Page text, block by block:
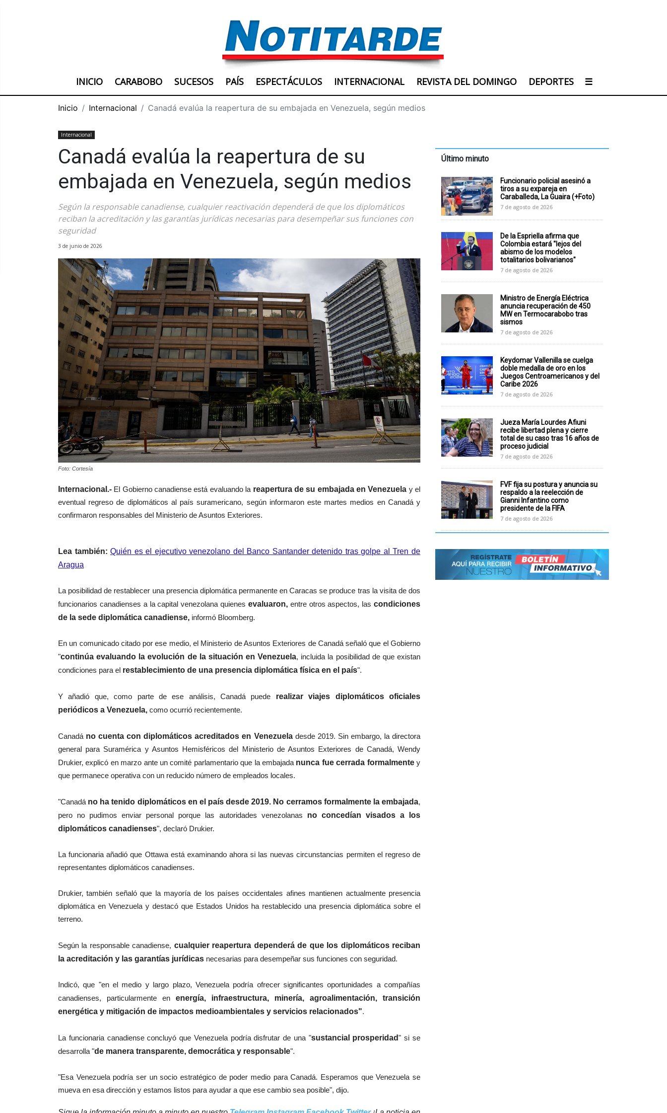
INICIO CARABOBO SUCESOS PAÍS ESPECTÁCULOS INTERNACIONAL REVISTA DEL DOMINGO DEPORTES ☰
Inicio Internacional Canadá evalúa la reapertura de su embajada en Venezuela, según medios
Internacional
Canadá evalúa la reapertura de su
embajada en Venezuela, según medios
Según la responsable canadiense, cualquier reactivación dependerá de que los diplomáticos
reciban la acreditación y las garantías jurídicas necesarias para desempeñar sus funciones con
seguridad
3 de junio de 2026
Foto: Cortesía
Internacional.- El Gobierno canadiense está evaluando la reapertura de su embajada en Venezuela y el
eventual regreso de diplomáticos al país suramericano, según informaron este martes medios en Canadá y
confirmaron responsables del Ministerio de Asuntos Exteriores.
Lea también:Quién es el ejecutivo venezolano del Banco Santander detenido tras golpe al Tren de
Aragua
La posibilidad de restablecer una presencia diplomática permanente en Caracas se produce tras la visita de dos
funcionarios canadienses a la capital venezolana quienes evaluaron,entre otros aspectos, las condiciones
de la sede diplomática canadiense, informó Bloomberg.
En un comunicado citado por ese medio, el Ministerio de Asuntos Exteriores de Canadá señaló que el Gobierno
"continúa evaluando la evolución de la situación en Venezuela, incluida la posibilidad de que existan
condiciones para el restablecimiento de una presencia diplomática física en el país".
Y añadió que, como parte de ese análisis, Canadá puede realizar viajes diplomáticos oficiales
periódicos a Venezuela, como ocurrió recientemente.
Canadá no cuenta con diplomáticos acreditados en Venezuela desde 2019. Sin embargo, la directora
general para Suramérica y Asuntos Hemisféricos del Ministerio de Asuntos Exteriores de Canadá, Wendy
Drukier, explicó en marzo ante un comité parlamentario que la embajada nunca fue cerrada formalmentey
que permanece operativa con un reducido número de empleados locales.
"Canadá no ha tenido diplomáticos en el país desde 2019. No cerramos formalmente la embajada,
pero no pudimos enviar personal porque las autoridades venezolanas no concedían visados a los
diplomáticos canadienses", declaró Drukier.
La funcionaria añadió que Ottawa está examinando ahora si las nuevas circunstancias permiten el regreso de
representantes diplomáticos canadienses.
Drukier, también señaló que la mayoría de los países occidentales afines mantienen actualmente presencia
diplomática en Venezuela y destacó que Estados Unidos ha restablecido una presencia diplomática sobre el
terreno.
Según la responsable canadiense, cualquier reapertura dependerá de que los diplomáticos reciban
la acreditación y las garantías jurídicas necesarias para desempeñar sus funciones con seguridad.
Indicó, que "en el medio y largo plazo, Venezuela podría ofrecer significantes oportunidades a compañías
canadienses, particularmente en energía, infraestructura, minería, agroalimentación, transición
energética y mitigación de impactos medioambientales y servicios relacionados".
La funcionaria canadiense concluyó que Venezuela podría disfrutar de una "sustancial prosperidad" si se
desarrolla "de manera transparente, democrática y responsable".
"Esa Venezuela podría ser un socio estratégico de poder medio para Canadá. Esperamos que Venezuela se
mueva en esa dirección y estamos listos para ayudar a que ese cambio sea posible", dijo.
Último minuto
Funcionario policial asesinó a
tiros a su expareja en
Caraballeda, La Guaira (+Foto)
7 de agosto de 2026
De la Espriella afirma que
Colombia estará "lejos del
abismo de los modelos
totalitarios bolivarianos"
7 de agosto de 2026
Ministro de Energía Eléctrica
anuncia recuperación de 450
MW en Termocarabobo tras
sismos
7 de agosto de 2026
Keydomar Vallenilla se cuelga
doble medalla de oro en los
Juegos Centroamericanos y del
Caribe 2026
7 de agosto de 2026
Jueza María Lourdes Afiuni
recibe libertad plena y cierre
total de su caso tras 16 años de
proceso judicial
7 de agosto de 2026
FVF fija su postura y anuncia su
respaldo a la reelección de
Gianni Infantino como
presidente de la FIFA
7 de agosto de 2026